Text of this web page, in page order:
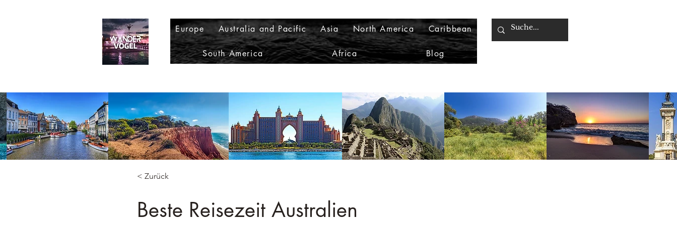
Europe Australia and Pacific Asia North America Caribbean
South America Africa Blog
< Zurück
Beste Reisezeit Australien